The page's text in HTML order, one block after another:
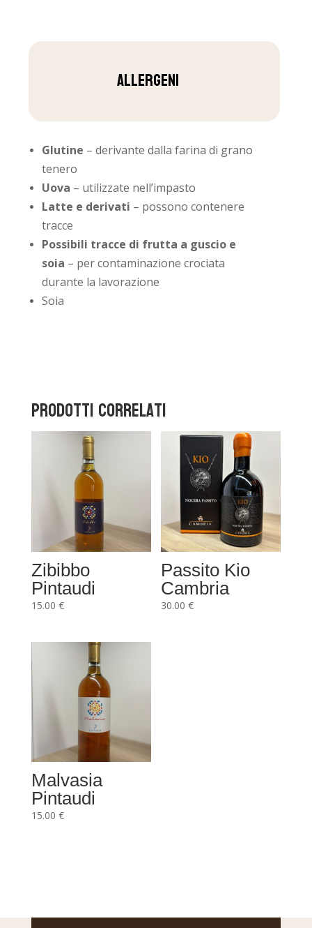
ALLERGENI
Glutine – derivante dalla farina di grano
tenero
Uova – utilizzate nell’impasto
Latte e derivati – possono contenere
tracce
Possibili tracce di frutta a guscio e
soia – per contaminazione crociata
durante la lavorazione
Soia
Prodotti correlati
Zibibbo
Pintaudi
15.00 €
Passito Kio
Cambria
30.00€
Malvasia
Pintaudi
15.00 €